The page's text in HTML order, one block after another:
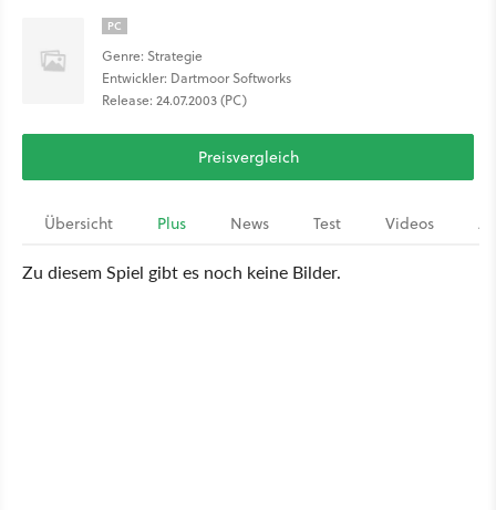
PC
Genre: Strategie
Entwickler: Dartmoor Softworks
Release: 24.07.2003 (PC)
Preisvergleich
Übersicht Plus News Test Videos
Zu diesem Spiel gibt es noch keine Bilder.